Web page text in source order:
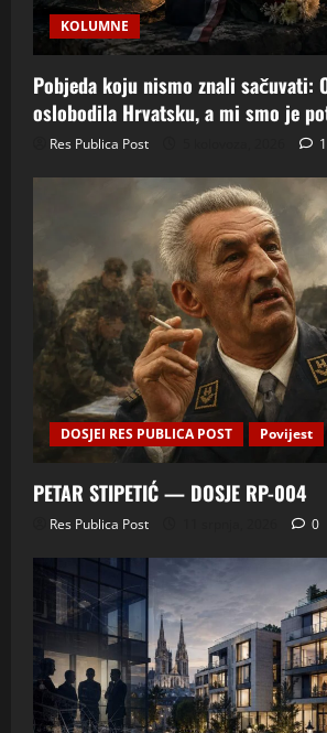
KOLUMNE
Pobjeda koju nismo znali sačuvati:
oslobodila Hrvatsku, a mi smo je
Res Publica Post 1
DOSJEI RES PUBLICA POST Povijest
PETAR STIPETIĆ — DOSJE RP-004
Res Publica Post 0